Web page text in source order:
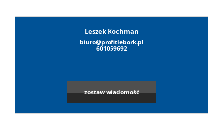
Leaflet
Leszek Kochman
biuro@profitlebork.pl
601059692
zostaw wiadomość